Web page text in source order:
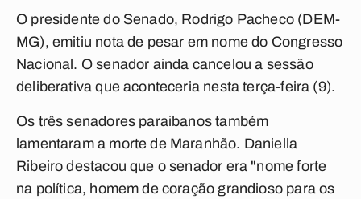
O presidente do Senado, Rodrigo Pacheco (DEM-
MG), emitiu nota de pesar em nome do Congresso
Nacional. O senador ainda cancelou a sessão
deliberativa que aconteceria nesta terça-feira (9).
Os três senadores paraibanos também
lamentaram a morte de Maranhão. Daniella
Ribeiro destacou que o senador era "nome forte
na política, homem de coração grandioso para os